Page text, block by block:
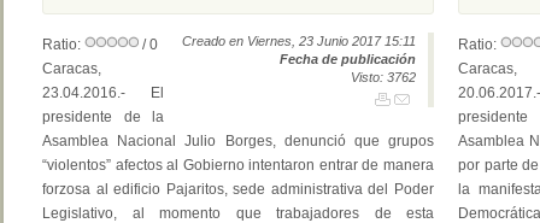
Creado en Viernes, 23 Junio 2017 15:11
Fecha de publicación
Visto: 3762
Ratio:
/ 0
Caracas,
23.04.2016.- El
presidente de la
Asamblea Nacional Julio Borges, denunció que grupos
“violentos” afectos al Gobierno intentaron entrar de manera
forzosa al edificio Pajaritos, sede administrativa del Poder
Legislativo, al momento que trabajadores de esta
Ratio:
Caracas,
Asamblea
por parte
la